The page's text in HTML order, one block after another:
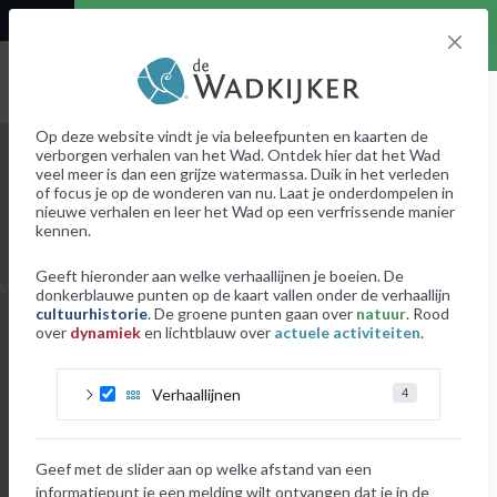
+
–
info over verhaallijn
info over informatie- en
info over kaarten
Op deze website vindt je via beleefpunten en kaarten de
verborgen verhalen van het Wad. Ontdek hier dat het Wad
veel meer is dan een grijze watermassa. Duik in het verleden
of focus je op de wonderen van nu. Laat je onderdompelen in
nieuwe verhalen en leer het Wad op een verfrissende manier
kennen.
Geeft hieronder aan welke verhaallijnen je boeien. De
donkerblauwe punten op de kaart vallen onder de verhaallijn
cultuurhistorie. De groene punten gaan over natuur. Rood
over dynamieken lichtblauw over actuele activiteiten.
Verhaallijnen 4
Geef met de slider aan op welke afstand van een
informatiepunt je een melding wilt ontvangen dat je in de
Natuur
De Waddenzee zit vol met verhalen, de ene iets
beter verstopt dan de ander. Om zeker te weten dat
je geen verborgen verhaal over het hoofd ziet zijn
hier al de informatiepunten over Natuur verzameld.
Zoek de leukste punten uit en zie op de kaart waar ze
liggen. Waar gaat jouw eerstvolgende reis naar toe?
Informatie- en beleefpunten